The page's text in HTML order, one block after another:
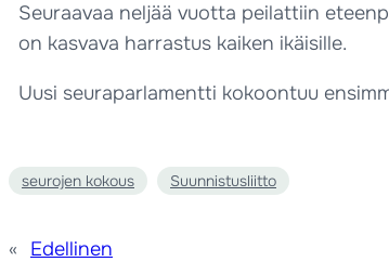
Seuraavaa neljää vuotta peilattiin
on kasvava harrastus kaiken ikäisille.
Uusi seuraparlamentti kokoontuu
seurojen kokous Suunnistusliitto
« Edellinen